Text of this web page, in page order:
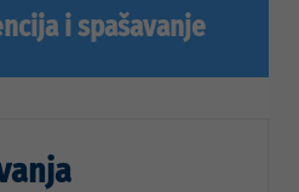
i spašavanje